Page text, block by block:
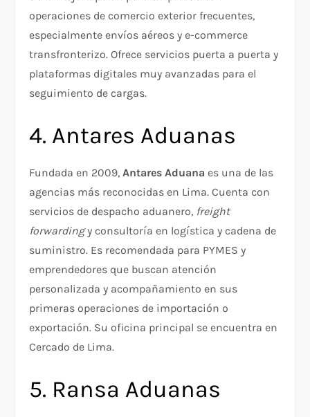
operaciones de comercio exterior frecuentes,
especialmente envíos aéreos y e-commerce
transfronterizo. Ofrece servicios puerta a puerta y
plataformas digitales muy avanzadas para el
seguimiento de cargas.
4. Antares Aduanas
Fundada en 2009, Antares Aduana es una de las
agencias más reconocidas en Lima. Cuenta con
servicios de despacho aduanero, freight
forwardingy consultoría en logística y cadena de
suministro. Es recomendada para PYMES y
emprendedores que buscan atención
personalizada y acompañamiento en sus
primeras operaciones de importación o
exportación. Su oficina principal se encuentra en
Cercado de Lima.
5. Ransa Aduanas